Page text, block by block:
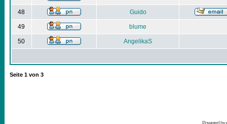
48 Guido
49 blume
50 AngelikaS
Seite 1 von 3
Powered by